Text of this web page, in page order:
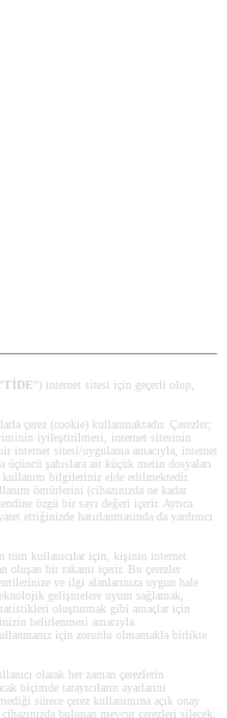
TİDE ") internet sitesi için geçerli olup,
çerez (cookie) kullanmaktadır. Çerezler;
iyileştirilmesi, internet sitesinin
sitesi/uygulama amacıyla, internet
üçüncü şahıslara ait küçük metin dosyaları
kullanım bilgileriniz elde edilmektedir.
ömürlerini (cihazınızda ne kadar
özgü bir sayı değeri içerir. Ayrıca
ettiğinizde hatırlanmasında da yardımcı
tüm kullanıcılar için, kişinin internet
oluşan bir rakamı içerir. Bu çerezler
ve ilgi alanlarınıza uygun hale
gelişmelere uyum sağlamak,
oluşturmak gibi amaçlar için
belirlenmesi amacıyla
için zorunlu olmamakla birlikte
olarak her zaman çerezlerin
biçimde tarayıcıların ayarlarını
sürece çerez kullanımına açık onay
bulunan mevcut çerezleri silecek,